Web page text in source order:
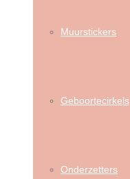
Muurstickers
Geboortecirkels
Onderzetters